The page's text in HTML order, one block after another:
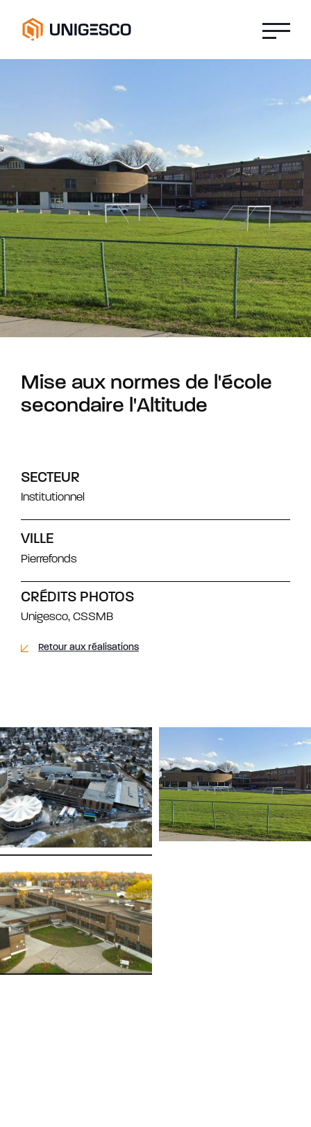
Mise aux normes de l'école
secondaire l'Altitude
SECTEUR
Institutionnel
VILLE
Pierrefonds
CRÉDITS PHOTOS
Unigesco, CSSMB
Retour aux réalisations